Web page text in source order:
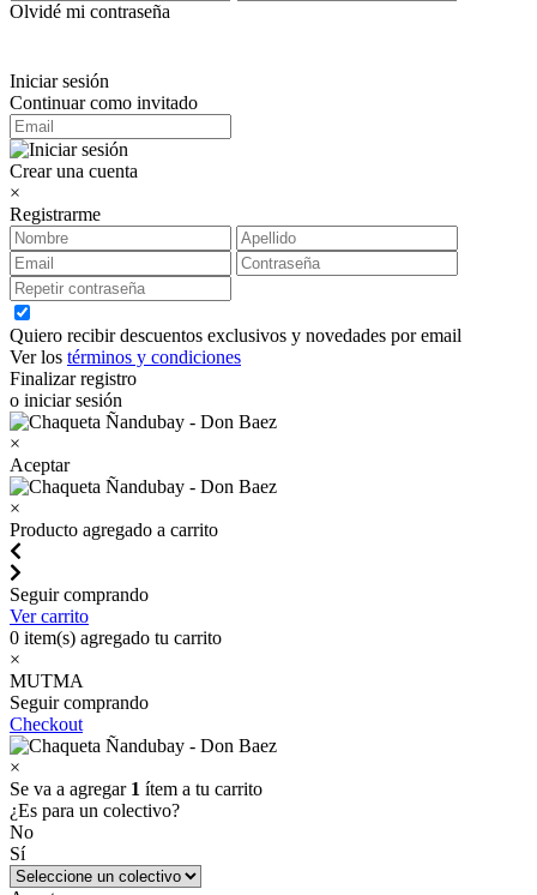
Olvidé mi contraseña
Iniciar sesión
Continuar como invitado
Crear una cuenta
×
Registrarme
Quiero recibir descuentos exclusivos y novedades por email
Ver los términos y condiciones
Finalizar registro
o iniciar sesión
×
Aceptar
×
Producto agregado a carrito
Seguir comprando
Ver carrito
0 item(s) agregado tu carrito
×
MUTMA
Seguir comprando
Checkout
×
Se va a agregar 1 ítem a tu carrito
¿Es para un colectivo?
No
Sí